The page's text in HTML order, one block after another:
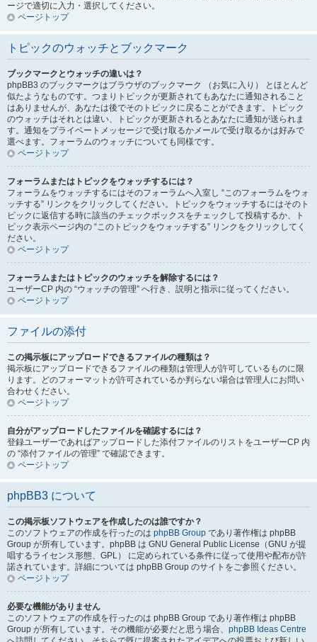
ージで適切に入力・選択してください。
ページトップ
トピックのウォッチとブックマーク
ブックマークとウォッチの違いは？
phpBB3 のブックマークはブラウザのブックマーク （お気に入り） とほとんど
似たようなものです。つまりトピックが更新されてもあなたに通知されること
はありませんが、あなたは後でそのトピックに戻ることができます。トピック
のウォッチはそれとは違い、トピックが更新されるとあなたに通知が送られま
す。通知をプライベートメッセージで受け取るかメールで受け取るかは好みで
選べます。フォーラムのウォッチについても同様です。
ページトップ
フォーラムまたはトピックをウォッチするには？
フォーラムをウォッチするにはそのフォーラムへ入室し “このフォーラムをウォ
ッチする” リンクをクリックしてください。トピックをウォッチするにはそのト
ピックに返信する時に該当のチェックボックスをチェックして投稿するか、ト
ピック表示ページ内の “このトピックをウォッチする” リンクをクリックしてく
ださい。
ページトップ
フォーラムまたはトピックのウォッチを解除するには？
ユーザーCP 内の “ウォッチの管理” へ行き、説明と指示に従ってください。
ページトップ
ファイルの添付
この掲示板にアップロードできるファイルの種類は？
掲示板にアップロードできるファイルの種類は管理人が許可しているものに限
ります。どのフォーマットが許可されているか判らない場合は管理人にお問い
合わせください。
ページトップ
自分がアップロードしたファイルを確認するには？
登録ユーザーであればアップロードした添付ファイルのリストをユーザーCP 内
の “添付ファイルの管理” で確認できます。
ページトップ
phpBB3 について
この掲示板ソフトウェアを作成したのは誰ですか？
このソフトウェアの作成を行ったのは phpBB Group であり著作権は phpBB
Group が所有しています。phpBB は GNU General Public License（GNU が提
唱するライセンス形態、GPL） に定められている条件に従って使用や配布が許
諾されています。詳細については phpBB Group のサイトをご参照ください。
ページトップ
必要な機能がありません
このソフトウェアの作成を行ったのは phpBB Group であり著作権は phpBB
Group が所有しています。その機能が必要だと思う場合、 phpBB Ideas Centre